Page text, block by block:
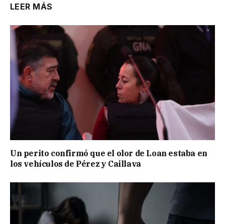
LEER MÁS
Un perito confirmó que el olor de Loan estaba en
los vehículos de Pérez y Caillava